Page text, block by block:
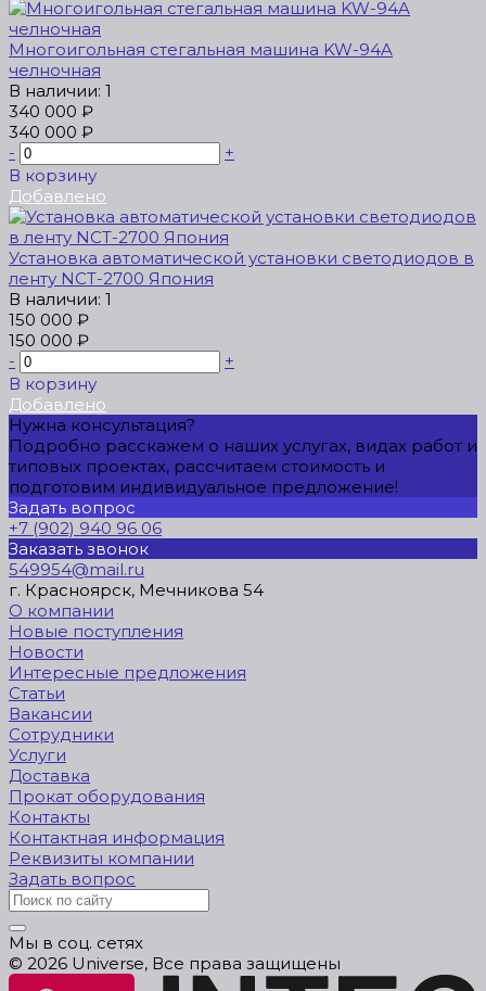
Многоигольная стегальная машина KW-94A
челночная
В наличии: 1
340 000 ₽
340 000 ₽
-
+
В корзину
Добавлено
Установка автоматической установки светодиодов в
ленту NCT-2700 Япония
В наличии: 1
150 000 ₽
150 000 ₽
-
+
В корзину
Добавлено
Нужна консультация?
Подробно расскажем о наших услугах, видах работ и
типовых проектах, рассчитаем стоимость и
подготовим индивидуальное предложение!
Задать вопрос
+7 (902) 940 96 06
Заказать звонок
549954@mail.ru
г. Красноярск, Мечникова 54
О компании
Новые поступления
Новости
Интересные предложения
Статьи
Вакансии
Сотрудники
Услуги
Доставка
Прокат оборудования
Контакты
Контактная информация
Реквизиты компании
Задать вопрос
Мы в соц. сетях
© 2026 Universe, Все права защищены